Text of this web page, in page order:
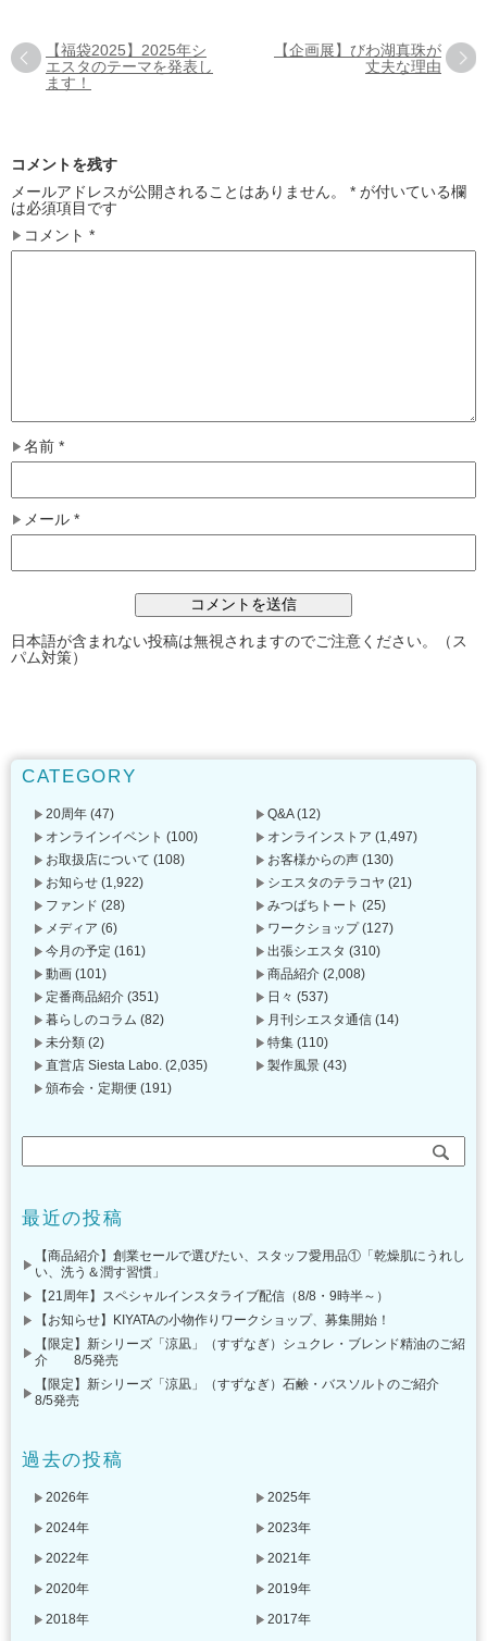
【福袋2025】2025年シ
エスタのテーマを発表し
ます！
【企画展】びわ湖真珠が
丈夫な理由
コメントを残す
メールアドレスが公開されることはありません。
* が付いている欄
は必須項目です
コメント *
名前 *
メール *
日本語が含まれない投稿は無視されますのでご注意ください。（ス
パム対策）
CATEGORY
20周年 (47) Q&A(12)
オンラインイベント (100) オンラインストア (1,497)
お取扱店について (108) お客様からの声 (130)
お知らせ (1,922) シエスタのテラコヤ (21)
ファンド (28) みつばちトート (25)
メディア (6) ワークショップ(127)
今月の予定 (161) 出張シエスタ (310)
動画 (101) 商品紹介 (2,008)
定番商品紹介 (351) 日々 (537)
暮らしのコラム (82) 月刊シエスタ通信 (14)
未分類 (2) 特集 (110)
直営店 Siesta Labo. (2,035) 製作風景 (43)
頒布会・定期便 (191)
最近の投稿
【商品紹介】創業セールで選びたい、スタッフ愛用品①「乾燥肌にうれし
い、洗う＆潤す習慣」
【21周年】スペシャルインスタライブ配信（8/8・9時半～）
【お知らせ】KIYATAの小物作りワークショップ、募集開始！
【限定】新シリーズ「涼凪」（すずなぎ）シュクレ・ブレンド精油のご紹
介 8/5発売
【限定】新シリーズ「涼凪」（すずなぎ）石鹸・バスソルトのご紹介
8/5発売
過去の投稿
2026年
2025年
2024年
2023年
2022年
2021年
2020年
2019年
2018年
2017年